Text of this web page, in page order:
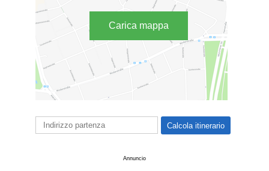
Carica mappa
Annuncio